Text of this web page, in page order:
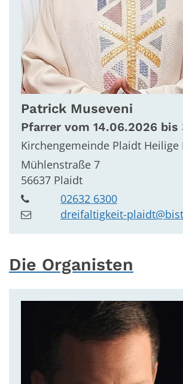
Patrick Museveni
Pfarrer vom 14.06.2026 bis
Kirchengemeinde Plaidt
Mühlenstraße 7
56637 Plaidt
02632 6300
dreifaltigkeit-
Die Organisten